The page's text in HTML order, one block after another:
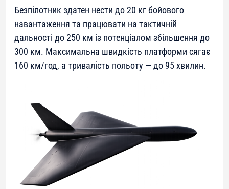
Безпілотник здатен нести до 20 кг бойового
навантаження та працювати на тактичній
дальності до 250 км із потенціалом збільшення до
300 км. Максимальна швидкість платформи сягає
160 км/год, а тривалість польоту — до 95 хвилин.